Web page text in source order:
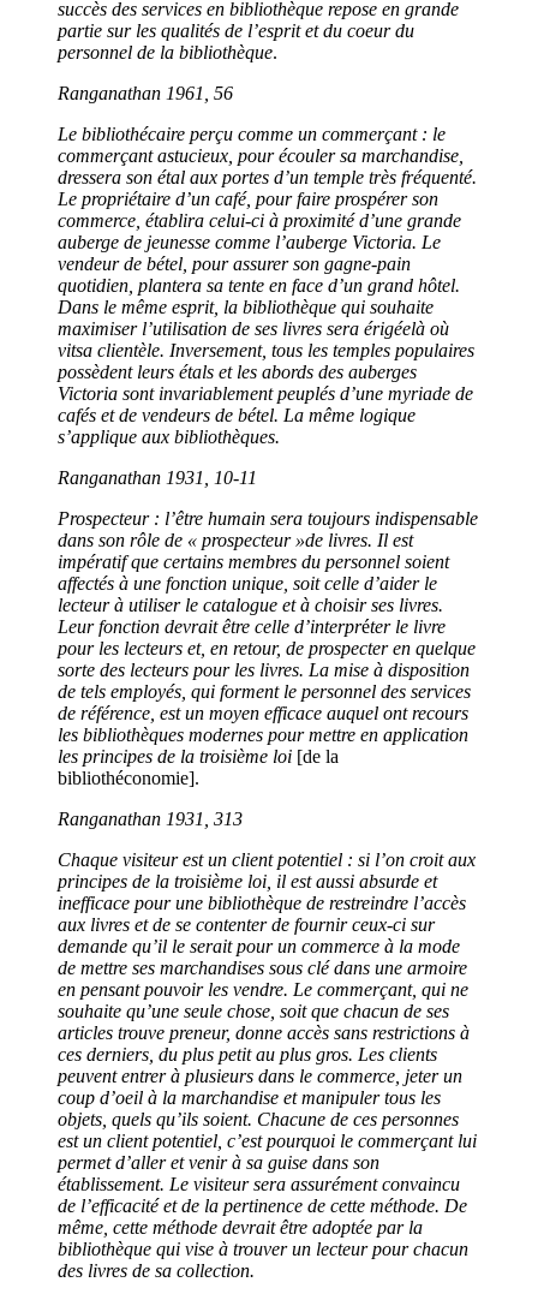
succès des services en bibliothèque repose en grande
partie sur les qualités de l’esprit et du coeur du
personnel de la bibliothèque.
Ranganathan 1961, 56
Le bibliothécaire perçu comme un commerçant : le
commerçant astucieux, pourécouler sa marchandise,
dressera son étal aux portes d’un temple très fréquenté.
Le propriétaire d’un café, pour faire prospérer son
commerce, établira celui-ci à proximitéd’une grande
auberge de jeunesse comme l’auberge Victoria. Le
vendeur de bétel, pour assurer son gagne-pain
quotidien, plantera sa tente en face d’un grand hôtel.
Dans le même esprit, la bibliothèque qui souhaite
maximiser l’utilisation de ses livres sera érigéelà où
vitsa clientèle. Inversement, tous les temples populaires
possèdent leurs étals et les abords des auberges
Victoria sont invariablement peuplés d’une myriade de
cafés et de vendeurs de bétel. La même logique
s’applique aux bibliothèques.
Ranganathan 1931, 10-11
Prospecteur : l’être humain sera toujours indispensable
dans son rôle de « prospecteur »de livres. Il est
impératif que certains membres du personnel soient
affectés à une fonction unique, soit celle d’aider le
lecteur à utiliser le catalogue et à choisir ses livres.
Leur fonction devrait être celle d’interpréter le livre
pour les lecteurs et, en retour, de prospecter en quelque
sorte des lecteurs pour les livres. La mise à disposition
de tels employés, qui forment le personnel des services
de référence, est un moyen efficace auquel ont recours
les bibliothèques modernes pour mettre en application
les principes de la troisième loi [de la
bibliothéconomie].
Ranganathan 1931, 313
Chaque visiteur est un client potentiel : si l’on croit aux
principes de la troisième loi, il est aussi absurde et
inefficace pour une bibliothèque de restreindre l’accès
aux livres et de se contenter de fournir ceux-ci sur
demande qu’il le serait pour un commerce à la mode
de mettre ses marchandises sous clé dans une armoire
en pensant pouvoir les vendre. Le commerçant, qui ne
souhaite qu’une seule chose, soit que chacun de ses
articles trouve preneur, donne accès sans restrictions à
ces derniers, du plus petit au plus gros. Les clients
peuvent entrer à plusieurs dans le commerce, jeter un
coup d’oeil à la marchandise et manipuler tous les
objets, quels qu’ils soient. Chacune de ces personnes
est un client potentiel, c’est pourquoi le commerçant lui
permet d’aller et venir à sa guise dans son
établissement. Le visiteur sera assurément convaincu
de l’efficacité et de la pertinence de cette méthode. De
même, cette méthode devrait être adoptée par la
bibliothèque qui vise à trouver un lecteur pour chacun
des livres de sa collection.